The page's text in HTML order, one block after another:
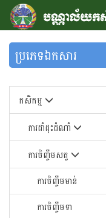
ប្រភេទឯកសារ
កសិកម្ម
ការដាំដុះដំណាំ
ការចិញ្ចឹមសត្វ
ការចិញ្ចឹមមាន់
ការចិញ្ចឹមទា